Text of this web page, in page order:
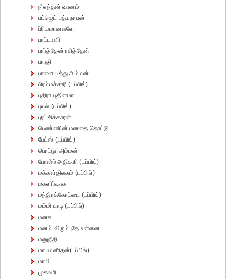
நீ எந்தன் வானம்
பட்ஜெட் பத்மநாபன்
ப்ரியமானவளே
பாட்டாளி
பார்த்தேன் ரசித்தேன்
பாரதி
பாளையத்து அம்மன்
பிரம்மச்சாரி (டப்பிங்)
புதிரா புதினமா
புயல் (டப்பிங்)
புரட்சிக்காரன்
பெண்ணின் மனதை தொட்டு
பேட்ஸ் (டப்பிங்)
பொட்டு அம்மன்
போலீஸ்அதிகாரி (டப்பிங்)
மக்கள்திலகம் (டப்பிங்)
மகளிர்காக
மந்திரக்கோட்டை (டப்பிங்)
மம்மி டாடி (டப்பிங்)
மனசு
மனம் விரும்புதே உன்னை
மனுநீதி
மாயமனிதன்(டப்பிங்)
மாயி
முகவரி